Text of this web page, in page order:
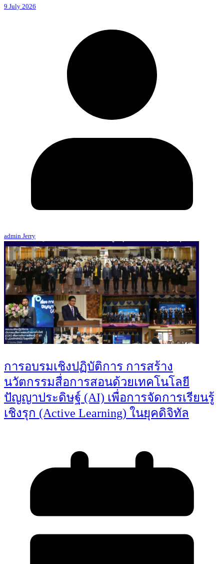
9 July 2026
admin Jerry
การอบรมเชิงปฏิบัติการ การสร้าง
นวัตกรรมสื่อการสอนด้วยเทคโนโลยี
ปัญญาประดิษฐ์ (AI) เพื่อการจัดการเรียนรู้
เชิงรุก (Active Learning) ในยุคดิจิทัล